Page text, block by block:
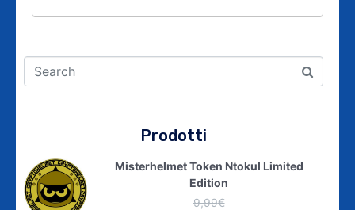
Prodotti
Misterhelmet Token Ntokul Limited
Edition
9,99€